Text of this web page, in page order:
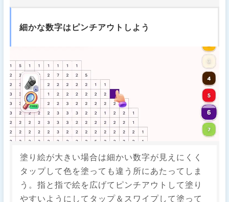
細かな数字はピンチアウトしよう
塗り絵が大きい場合は細かい数字が見えにくく
タップして色を塗っても違う所にあたってしま
う。指と指で絵を広げてピンチアウトして塗り
やすいようにしてタップ＆スワイプして塗って